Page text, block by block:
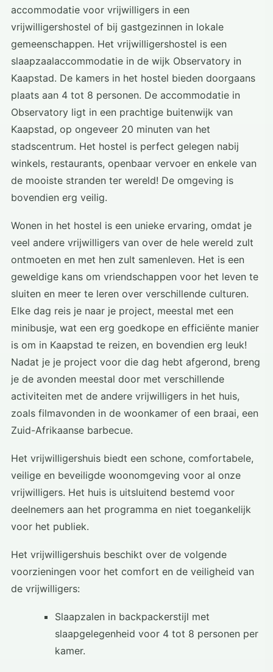
accommodatie voor vrijwilligers in een
vrijwilligershostel of bij gastgezinnen in lokale
gemeenschappen. Het vrijwilligershostel is een
slaapzaalaccommodatie in de wijk Observatory in
Kaapstad. De kamers in het hostel bieden doorgaans
plaats aan 4 tot 8 personen. De accommodatie in
Observatory ligt in een prachtige buitenwijk van
Kaapstad, op ongeveer 20 minuten van het
stadscentrum. Het hostel is perfect gelegen nabij
winkels, restaurants, openbaar vervoer en enkele van
de mooiste stranden ter wereld! De omgeving is
bovendien erg veilig.
Wonen in het hostel is een unieke ervaring, omdat je
veel andere vrijwilligers van over de hele wereld zult
ontmoeten en met hen zult samenleven. Het is een
geweldige kans om vriendschappen voor het leven te
sluiten en meer te leren over verschillende culturen.
Elke dag reis je naar je project, meestal met een
minibusje, wat een erg goedkope en efficiënte manier
is om in Kaapstad te reizen, en bovendien erg leuk!
Nadat je je project voor die dag hebt afgerond, breng
je de avonden meestal door met verschillende
activiteiten met de andere vrijwilligers in het huis,
zoals filmavonden in de woonkamer of een braai, een
Zuid-Afrikaanse barbecue.
Het vrijwilligershuis biedt een schone, comfortabele,
veilige en beveiligde woonomgeving voor al onze
vrijwilligers. Het huis is uitsluitend bestemd voor
deelnemers aan het programma en niet toegankelijk
voor het publiek.
Het vrijwilligershuis beschikt over de volgende
voorzieningen voor het comfort en de veiligheid van
de vrijwilligers:
Slaapzalen in backpackerstijl met
slaapgelegenheid voor 4 tot 8 personen per
kamer.